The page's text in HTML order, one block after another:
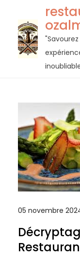
contenu
05 novembre